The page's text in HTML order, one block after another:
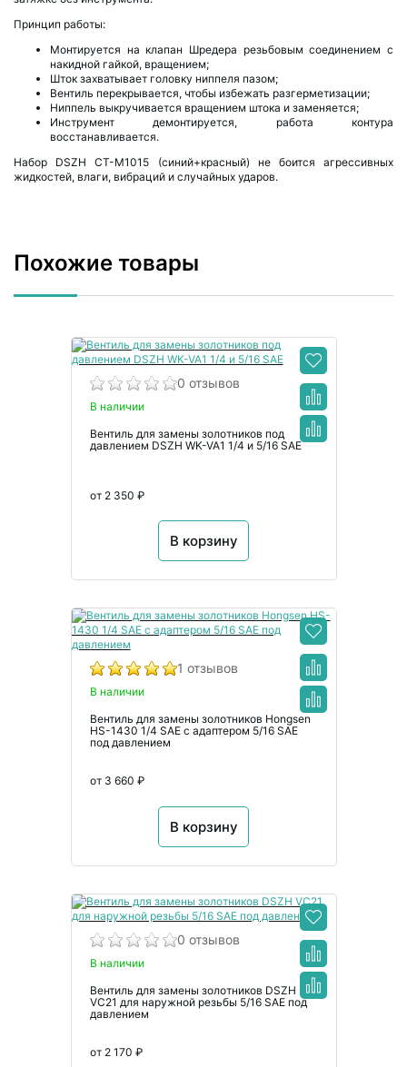
Принцип работы:
Монтируется на клапан Шредера резьбовым соединением с
накидной гайкой, вращением;
Шток захватывает головку ниппеля пазом;
Вентиль перекрывается, чтобы избежать разгерметизации;
Ниппель выкручивается вращением штока и заменяется;
Инструмент демонтируется, работа контура
восстанавливается.
Набор DSZH CT-M1015 (синий+красный) не боится агрессивных
жидкостей, влаги, вибраций и случайных ударов.
Похожие товары
0 отзывов
В наличии
Вентиль для замены золотников под
давлением DSZH WK-VA1 1/4 и 5/16 SAE
от 2 350 ₽
В корзину
1 отзывов
В наличии
Вентиль для замены золотников Hongsen
HS-1430 1/4 SAE с адаптером 5/16 SAE
под давлением
от 3 660 ₽
В корзину
0 отзывов
В наличии
Вентиль для замены золотников DSZH
VC21 для наружной резьбы 5/16 SAE под
давлением
от 2 170 ₽